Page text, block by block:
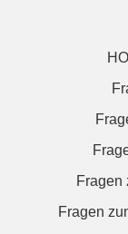
Fragen
Fragen